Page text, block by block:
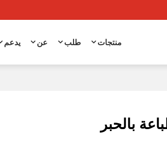
منتجات طلب عن يدعم
بالحبر